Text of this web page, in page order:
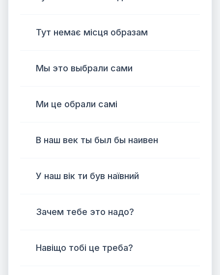
Тут немає місця образам
Мы это выбрали сами
Ми це обрали самі
В наш век ты был бы наивен
У наш вік ти був наївний
Зачем тебе это надо?
Навіщо тобі це треба?